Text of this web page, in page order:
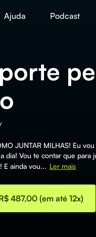
Ajuda Podcast
JUNTAR MILHAS! Eu
dia! Vou te contar que para
E ainda vou... Ler mais
487,00 (em até 12x)